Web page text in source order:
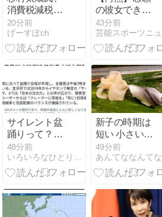
消費税減税は
反対「低所得
者、中所得者
にはもう減税
現金給付を」
20分前
げーすぽch
の彼女できた
んだけ
ど・・・・・・
とんでもない
き
た・・・・・・
43分前
サイレント盆
踊りって？
何？騒音苦情
で開催が？？
48分前
新子の時期は
短い 小さいサ
イズほど高い
～
49分前
あんてななんてな